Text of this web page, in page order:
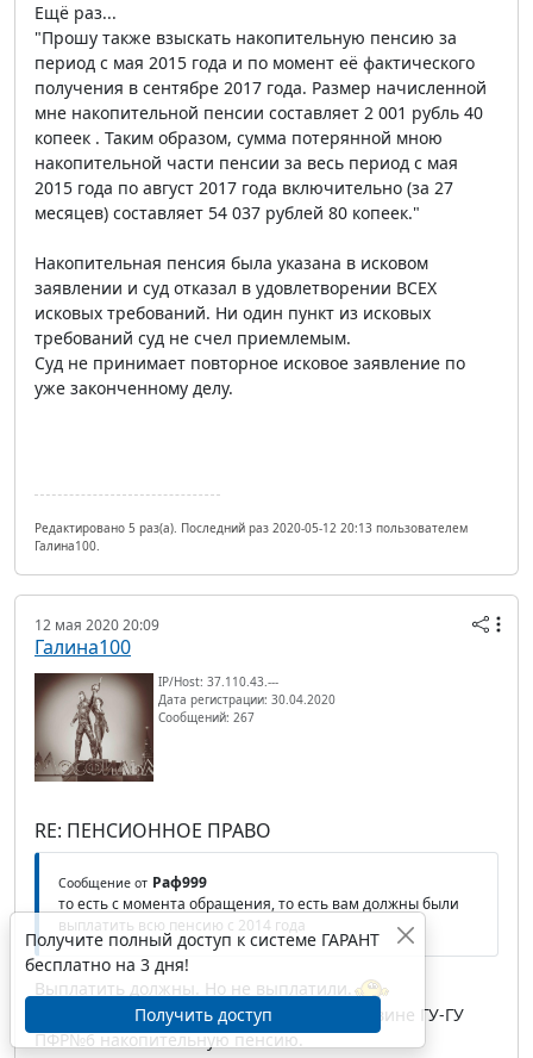
Ещё раз...
"Прошу также взыскать накопительную пенсию за
период с мая 2015 года и по момент её фактического
получения в сентябре 2017 года. Размер начисленной
мне накопительной пенсии составляет 2 001 рубль 40
копеек . Таким образом, сумма потерянной мною
накопительной части пенсии за весь период с мая
2015 года по август 2017 года включительно (за 27
месяцев) составляет 54 037 рублей 80 копеек."
Накопительная пенсия была указана в исковом
заявлении и суд отказал в удовлетворении ВСЕХ
исковых требований. Ни один пункт из исковых
требований суд не счел приемлемым.
Суд не принимает повторное исковое заявление по
уже законченному делу.
Редактировано 5 раз(а). Последний раз 2020-05-12 20:13 пользователем
Галина100.
12 мая 2020 20:09
Галина100
IP/Host: 37.110.43.---
Дата регистрации: 30.04.2020
Сообщений: 267
RE: ПЕНСИОННОЕ ПРАВО
Сообщение от Раф999
то есть с момента обращения, то есть вам должны были
выплатить всю пенсию с 2014 года
Выплатить должны. Но не выплатили.
И суд отказался взыскать упущенную по вине ГУ-ГУ
ПФР№6 накопительную пенсию.
Получите полный доступ к системе ГАРАНТ
бесплатно на 3 дня!
Получить доступ